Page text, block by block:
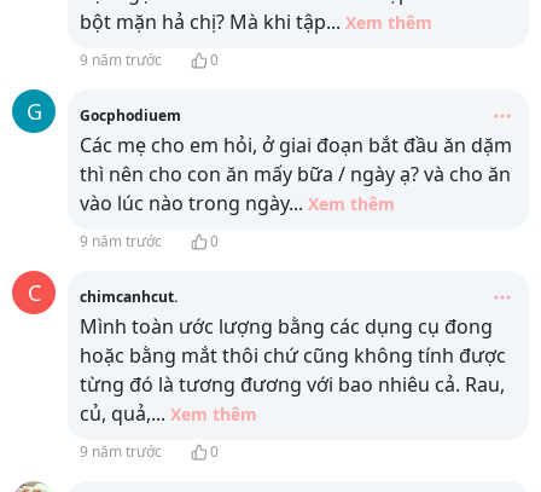
bột mặn hả chị? Mà khi tập... Xem thêm
9 năm trước 0
G Gocphodiuem
Các mẹ cho em hỏi, ở giai đoạn bắt đầu ăn dặm
thì nên cho con ăn mấy bữa / ngày ạ? và cho ăn
vào lúc nào trong ngày... Xem thêm
9 năm trước 0
C chimcanhcut.
Mình toàn ước lượng bằng các dụng cụ đong
hoặc bằng mắt thôi chứ cũng không tính được
từng đó là tương đương với bao nhiêu cả. Rau,
củ, quả,... Xem thêm
9 năm trước 0